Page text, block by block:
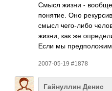
Смысл жизни - вообще
поня­тие. Оно
смысл чего­-либо
жизни, как же
Если мы
2007-05-19 #1878
Гайнуллин Денис